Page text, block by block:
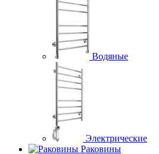
Водяные
Электрические
Раковины